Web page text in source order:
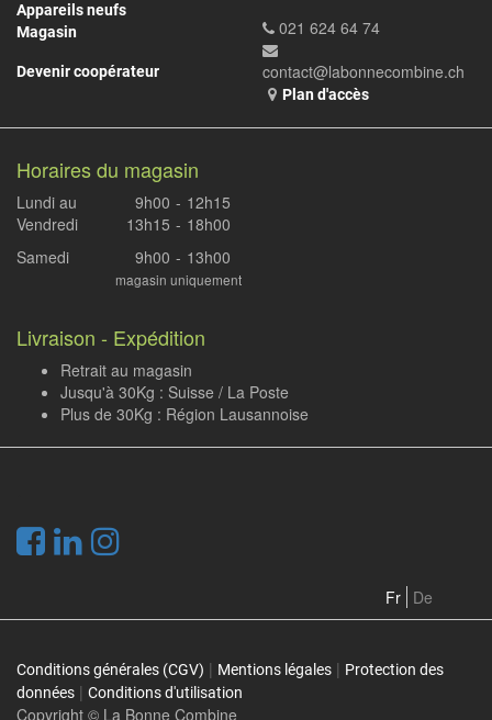
Appareils neufs
Magasin
Devenir coopérateur
021 624 64 74
contact@labonnecombine.ch
Plan d'accès
Horaires du magasin
Lundi au
Vendredi
9h00
13h15
-
-
12h15
18h00
Samedi
9h00 - 13h00
magasin uniquement
Livraison - Expédition
Retrait au magasin
Jusqu'à 30Kg : Suisse / La Poste
Plus de 30Kg : Région Lausannoise
Fr De
Conditions générales (CGV) | Mentions légales | Protection des
données | Conditions d'utilisation
Copyright © La Bonne Combine